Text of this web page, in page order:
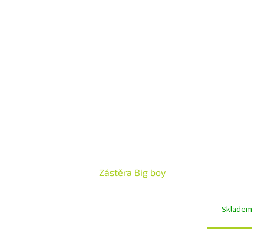
Zástěra Big boy
Skladem